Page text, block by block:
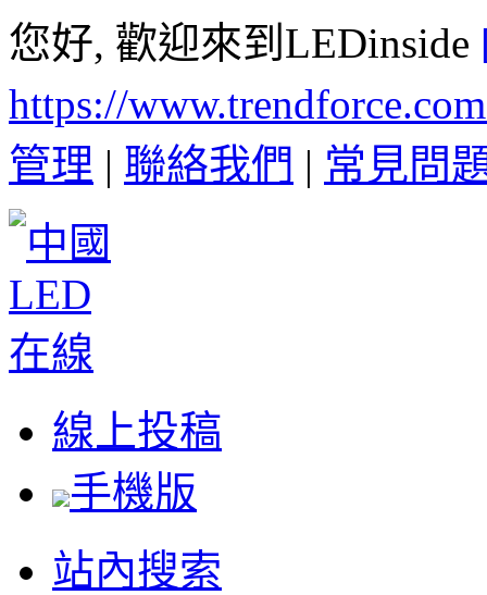
您好, 歡迎來到LEDinside
https://
管理 | 聯絡我們 | 常見問
線上投稿
手機版
站內搜索